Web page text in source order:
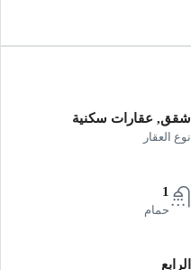
شقق, عقارات سكنية
نوع العقار
1
حمام
الرابع